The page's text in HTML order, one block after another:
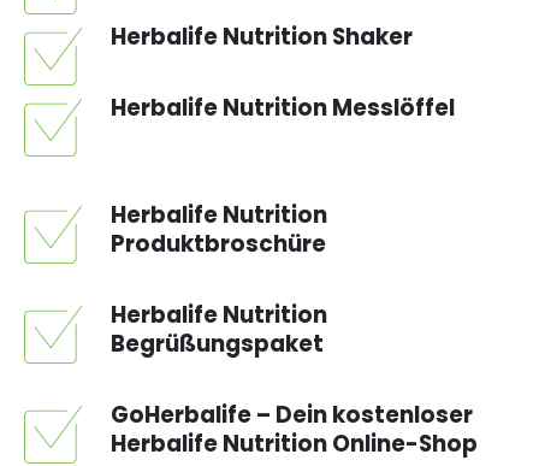
Herbalife Nutrition Shaker
Herbalife Nutrition Messlöffel
Herbalife Nutrition
Produktbroschüre
Herbalife Nutrition
Begrüßungspaket
GoHerbalife – Dein kostenloser
Herbalife Nutrition Online-Shop